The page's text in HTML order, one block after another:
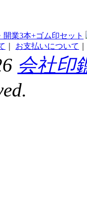
お支払いについて
会社印